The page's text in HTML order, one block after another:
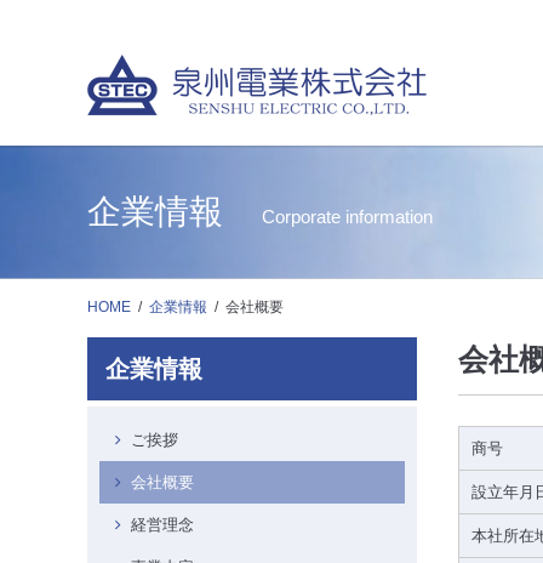
企業情報 Corporate information
HOME 企業情報 会社概要
会社
商号
設立年月
本社所在
企業情報
ご挨拶
会社概要
経営理念